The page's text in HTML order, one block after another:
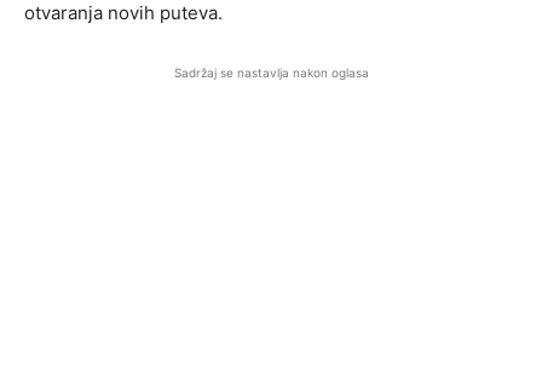
otvaranja novih puteva.
Sadržaj se nastavlja nakon oglasa